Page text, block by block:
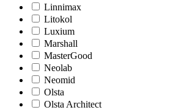
Linnimax
Litokol
Luxium
Marshall
MasterGood
Neolab
Neomid
Olsta
Olsta Architect